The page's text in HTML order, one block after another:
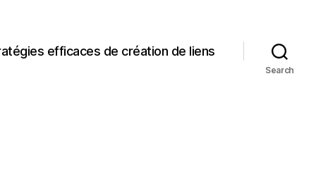
efficaces de création de liens
Search